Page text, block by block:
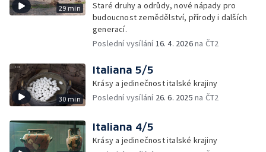
29 min
Staré druhy a odrůdy, nové nápady pro
budoucnost zemědělství, přírody i dalších
generací.
Poslední vysílání16. 4. 2026na ČT2
30 min
Italiana 5/5
Krásy a jedinečnost italské krajiny
Poslední vysílání 26. 6. 2025 na ČT2
Italiana 4/5
Krásy a jedinečnost italské krajiny